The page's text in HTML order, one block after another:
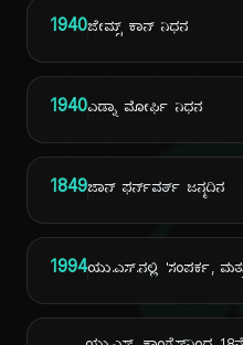
1940ಜೇಮ್ಸ್ ಕಾನ್ ನಿಧನ
1940ಎಡ್ನಾ ಮೋರ್ಫಿ ನಿಧನ
1849ಜಾನ್ ಫರ್ನ್‌ವರ್ತ್ ಜನ್ಮದಿನ
1994ಯು.ಎಸ್.ನಲ್ಲಿ 'ಸಂಪರ್ಕ,